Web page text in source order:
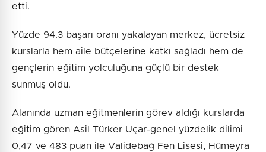
etti.
Yüzde 94.3 başarı oranı yakalayan merkez, ücretsiz
kurslarla hem aile bütçelerine katkı sağladı hem de
gençlerin eğitim yolculuğuna güçlü bir destek
sunmuş oldu.
Alanında uzman eğitmenlerin görev aldığı kurslarda
eğitim gören Asil Türker Uçar-genel yüzdelik dilimi
0,47 ve 483 puan ile Validebağ Fen Lisesi, Hümeyra